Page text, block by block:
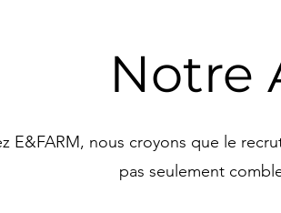
Notre
E&FARM, nous croyons que le
pas seulement